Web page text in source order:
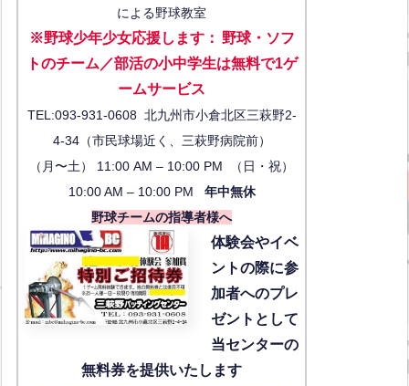
による野球教室
※野球少年少女応援します： 野球・ソフ
トのチーム／部活の小中学生は無料で1ゲ
ームサービス
TEL:093-931-0608 北九州市小倉北区三萩野2-
4-34（市民球場近く、三萩野病院前）
（月〜土） 11:00 AM – 10:00 PM （日・祝）
10:00 AM – 10:00 PM 年中無休
野球チームの指導者様へ
体験会やイベ
ントの際に参
加者へのプレ
ゼントとして
当センターの
無料券を提供いたします